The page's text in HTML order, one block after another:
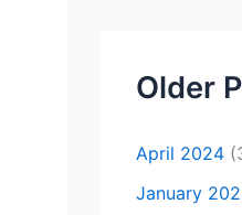
Older
April 2024
January